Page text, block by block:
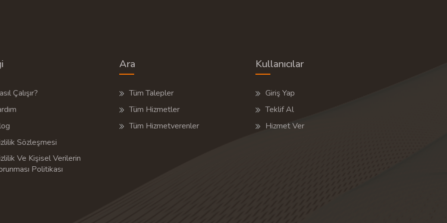
Çalışır?
Sözleşmesi
Ve Kişisel Verilerin
Politikası
Ara
Tüm Talepler
Tüm Hizmetler
Tüm Hizmetverenler
Kullanıcılar
Giriş Yap
Teklif Al
Hizmet Ver